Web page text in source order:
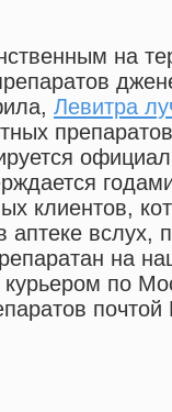
на
, Левитра
препаратов
клиентов,
вслух,
на
по